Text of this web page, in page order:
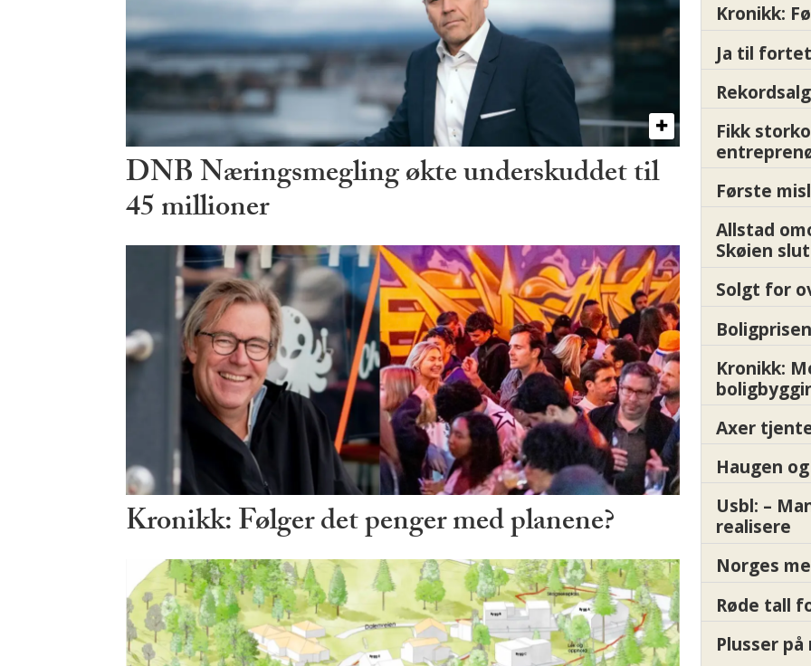
DNB Næringsmegling økte underskuddet til
45 millioner
Kronikk: Følger det penger med planene?
Kronikk:
Ja til
Fikk
Første
Allstad
Skøien
Solgt for
Kronikk:
Axer
Haugen
Usbl: –
realisere
Norges
Røde tall
Plusser